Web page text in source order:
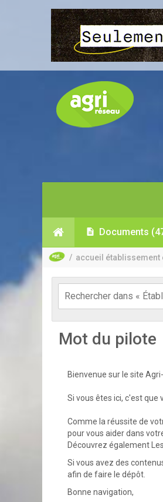
Documents
/ accueil établissement
Mot du pilote
Bienvenue sur le site
Si vous êtes ici, c'est
Comme la réussite de
pour vous aider dans
Découvrez également
Si vous avez des
afin de faire le dépôt.
Bonne navigation,